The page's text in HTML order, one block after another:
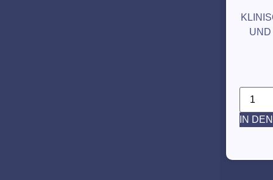
UND
IN